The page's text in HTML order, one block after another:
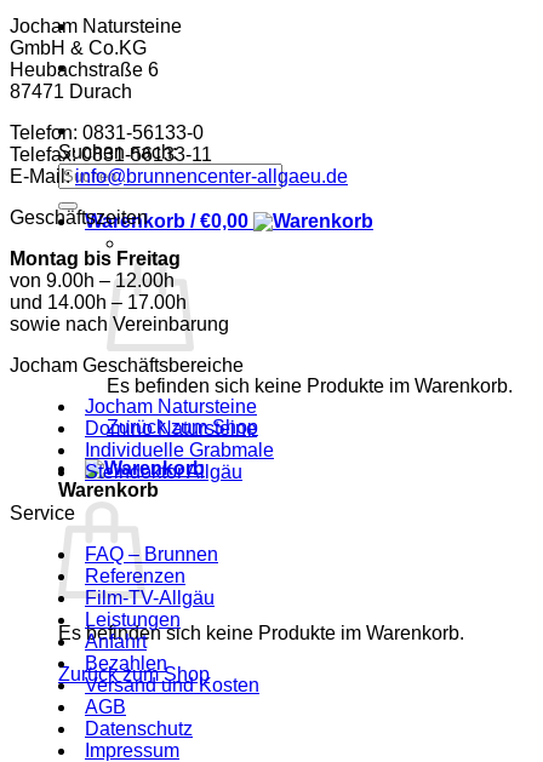
Suchen nach:
Warenkorb /€0,00
Es befinden sich keine Produkte im Warenkorb.
Zurück zum Shop
Warenkorb
Es befinden sich keine Produkte im Warenkorb.
Zurück zum Shop
Jocham Natursteine
GmbH & Co.KG
Heubachstraße 6
87471 Durach
Telefon: 0831-56133-0
Telefax: 0831-56133-11
E-Mail:info@brunnencenter-allgaeu.de
Geschäftszeiten
Montag bis Freitag
von 9.00h – 12.00h
und 14.00h – 17.00h
sowie nach Vereinbarung
Jocham Geschäftsbereiche
Jocham Natursteine
Domino Natursteine
Individuelle Grabmale
Steindoktor Allgäu
Service
FAQ – Brunnen
Referenzen
Film-TV-Allgäu
Leistungen
Anfahrt
Bezahlen
Versand und Kosten
AGB
Datenschutz
Impressum